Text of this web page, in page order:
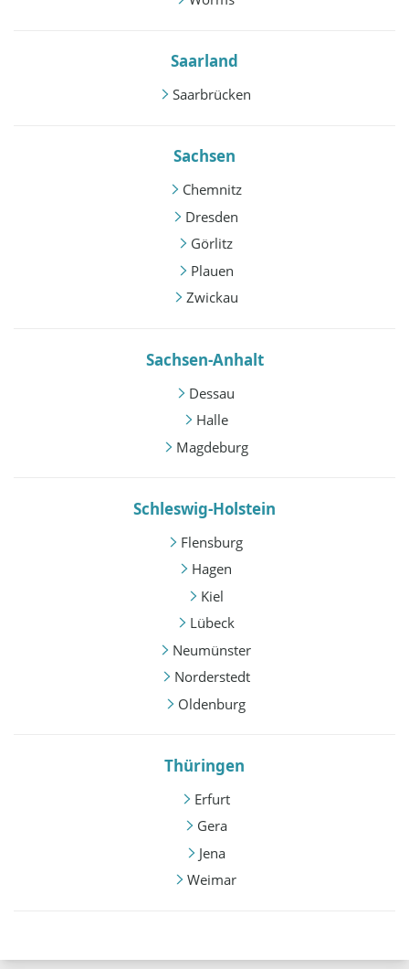
Saarland
Saarbrücken
Sachsen
Chemnitz
Dresden
Görlitz
Plauen
Zwickau
Sachsen-Anhalt
Dessau
Halle
Magdeburg
Schleswig-Holstein
Flensburg
Hagen
Kiel
Lübeck
Neumünster
Norderstedt
Oldenburg
Thüringen
Erfurt
Gera
Jena
Weimar